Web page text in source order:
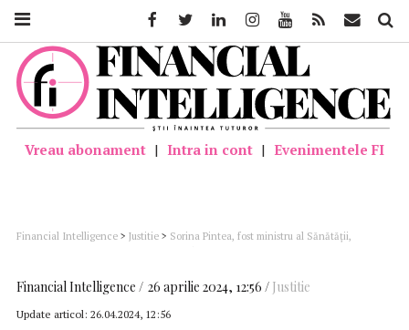
Vreau abonament | Intra in cont | Evenimentele FI
Financial Intelligence > Justitie > Sorina Pintea, fost ministru al Sănătăţii,
Financial Intelligence 26 aprilie 2024, 12:56 Justitie
Update articol: 26.04.2024, 12:56
FacebookTwitter LinkedinInstagramYoutube Feed Mail